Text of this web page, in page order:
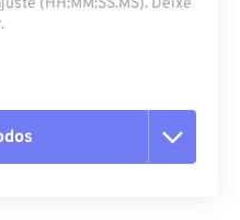
(HH:MM:SS.MS). Deixe